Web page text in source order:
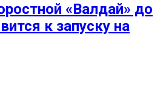
«Валдай» до
к запуску на